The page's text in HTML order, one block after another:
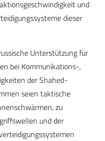
und
dieser
Unterstützung für
bei Kommunikations-,
der Shahed-
seien taktische
zu
und der